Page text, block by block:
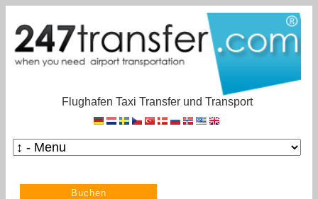
Flughafen Taxi Transfer und Transport